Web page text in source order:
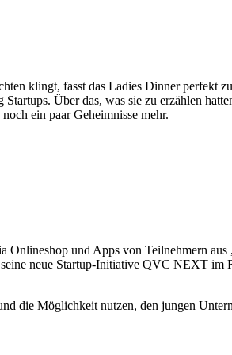
klingt, fasst das Ladies Dinner perfekt
Über das, was sie zu erzählen
ein paar Geheimnisse mehr.
Onlineshop und Apps von Teilnehmern
seine neue Startup-Initiative QVC NEXT im
die Möglichkeit nutzen, den jungen